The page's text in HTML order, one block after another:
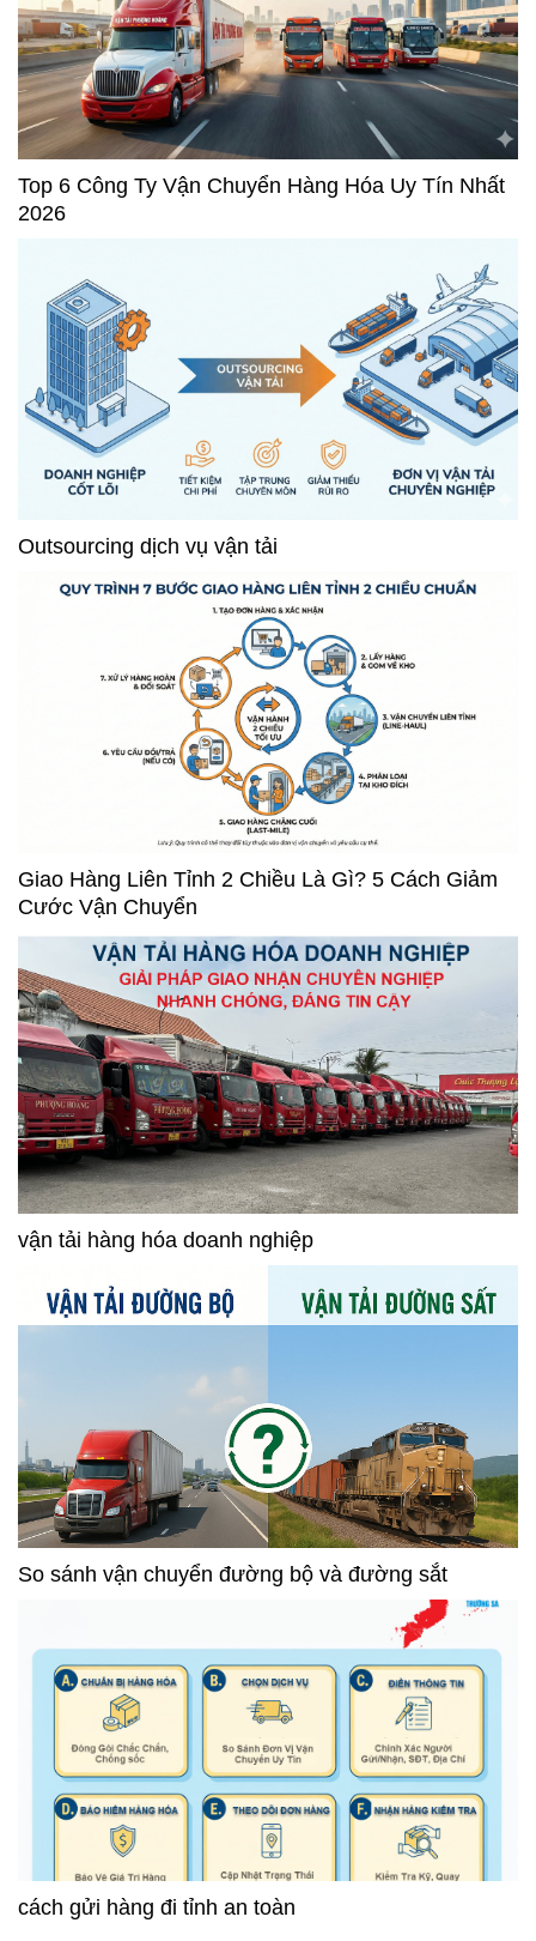
Top 6 Công Ty Vận Chuyển Hàng Hóa Uy Tín Nhất
2026
Outsourcing dịch vụ vận tải
Giao Hàng Liên Tỉnh 2 Chiều Là Gì? 5 Cách Giảm
Cước Vận Chuyển
vận tải hàng hóa doanh nghiệp
So sánh vận chuyển đường bộ và đường sắt
cách gửi hàng đi tỉnh an toàn